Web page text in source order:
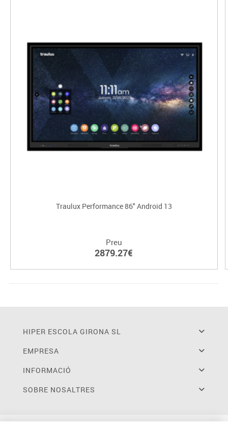
Traulux Performance 86" Android 13
Preu
2879.27€
HIPER ESCOLA GIRONA SL
EMPRESA
INFORMACIÓ
SOBRE NOSALTRES